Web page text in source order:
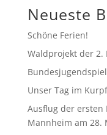
Neueste
Schöne Ferien!
Waldprojekt der 2.
Unser Tag im
Ausflug der ersten
Mannheim am 28.